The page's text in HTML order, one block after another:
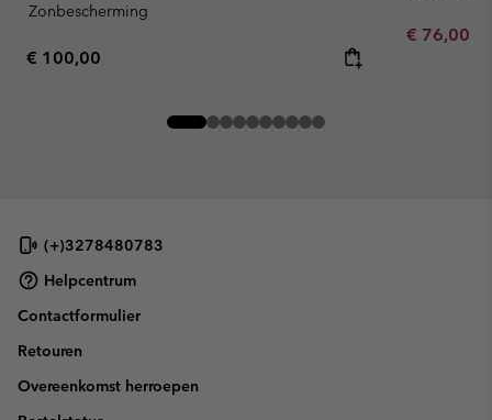
Zonbescherming
Regular price:
€ 100,00
Minimum
€ 76,00
(+)3278480783
Helpcentrum
Contactformulier
Retouren
Overeenkomst herroepen